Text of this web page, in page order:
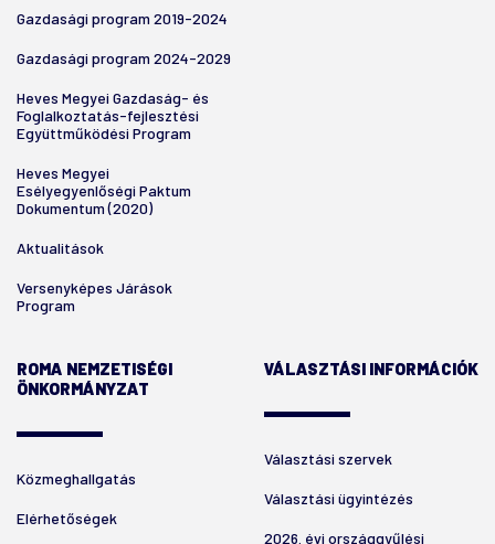
Gazdasági program 2019-2024
Gazdasági program 2024-2029
Heves Megyei Gazdaság- és
Foglalkoztatás-fejlesztési
Együttműködési Program
Heves Megyei
Esélyegyenlőségi Paktum
Dokumentum (2020)
Aktualitások
Versenyképes Járások
Program
ROMA NEMZETISÉGI
ÖNKORMÁNYZAT
Közmeghallgatás
Elérhetőségek
VÁLASZTÁSI INFORMÁCIÓK
Választási szervek
Választási ügyintézés
2026. évi országgyűlési